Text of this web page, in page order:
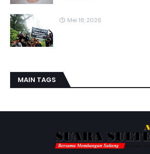
Mei 18, 2026
MAIN TAGS